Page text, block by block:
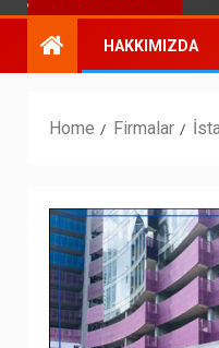
HAKKIMIZDA
Home Firmalar